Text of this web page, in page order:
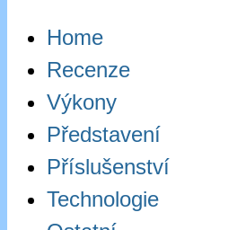
Home
Recenze
Výkony
Představení
Příslušenství
Technologie